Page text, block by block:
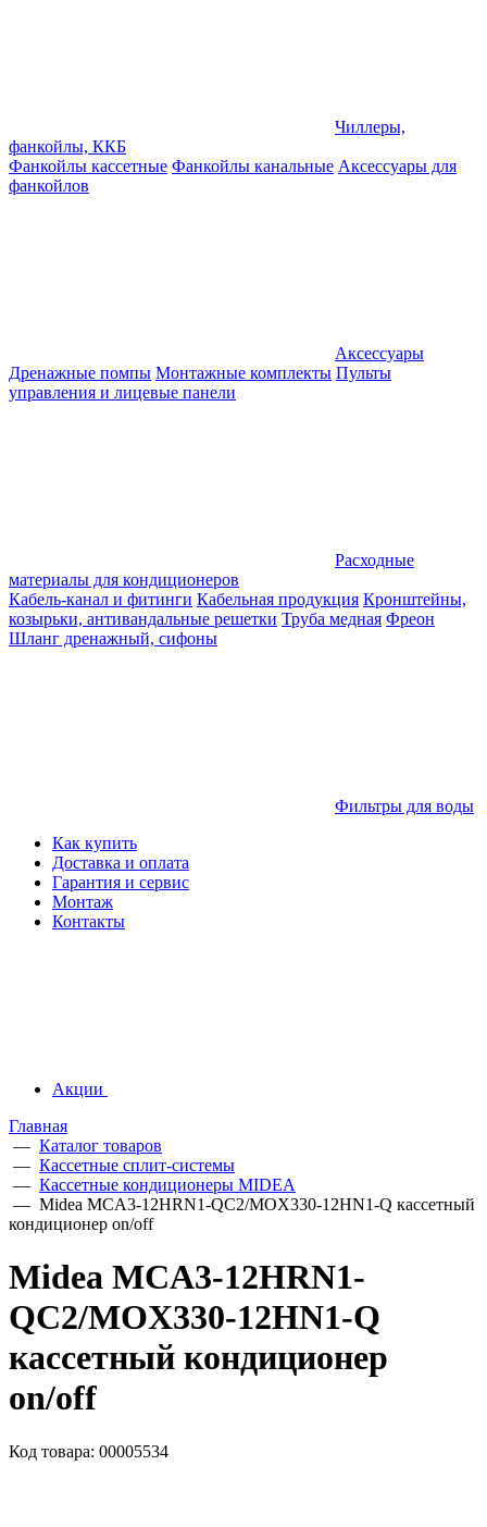
Чиллеры,
фанкойлы, ККБ
Фанкойлы кассетные Фанкойлы канальные Аксессуары для
фанкойлов
Аксессуары
Дренажные помпы Монтажные комплекты Пульты
управления и лицевые панели
Расходные
материалы для кондиционеров
Кабель-канал и фитинги Кабельная продукция Кронштейны,
козырьки, антивандальные решетки Труба медная Фреон
Шланг дренажный, сифоны
Фильтры для воды
Как купить
Доставка и оплата
Гарантия и сервис
Монтаж
Контакты
Акции
Главная
— Каталог товаров
— Кассетные сплит-системы
— Кассетные кондиционеры MIDEA
— Midea MCA3-12HRN1-QC2/MOX330-12HN1-Q кассетный
кондиционер on/off
Midea MCA3-12HRN1-
QC2/MOX330-12HN1-Q
кассетный кондиционер
on/off
Код товара: 00005534